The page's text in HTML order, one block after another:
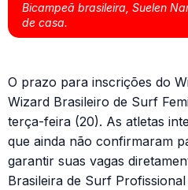
Bicampeã brasileira, Suelen
de casa.
O prazo para inscrições do
Wizard Brasileiro de Surf
terça-feira (20). As atletas
que ainda não confirmaram
garantir suas vagas
Brasileira de Surf